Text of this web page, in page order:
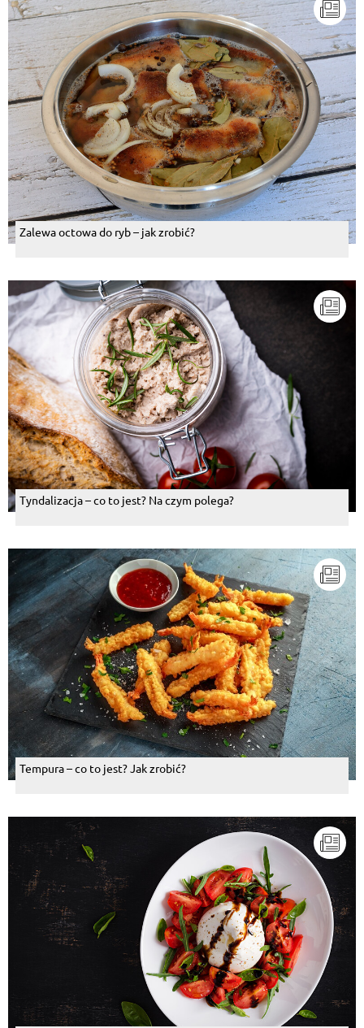
Zalewa octowa do ryb – jak zrobić?
Tyndalizacja – co to jest? Na czym polega?
Tempura – co to jest? Jak zrobić?